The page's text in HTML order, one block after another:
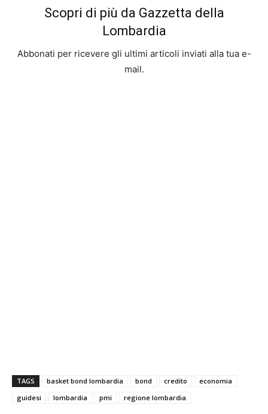
Scopri di più da Gazzetta della
Lombardia
Abbonati per ricevere gli ultimi articoli inviati alla tua e-
mail.
TAGS basket bond lombardia bond credito
economia
guidesi
lombardia pmi regione lombardia